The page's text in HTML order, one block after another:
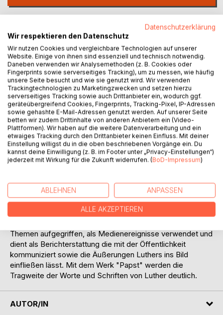
Titel bewerten
BESCHREIBUNG
Luther im Netz
"Katalog zum Lutherjubiläum" 2017
Johannesevangelium wird zur Grundstruktur und es ziehen
sich die Worte wie ein roter Faden durch 43 Werke. Diese
sind in 18 Themen gegliedert und zeigen einen zeitlichen
Ablauf vom Fortschritt und Kommunikation. Bildung,
Themen aufgegriffen, als Medienereignisse verwendet und
dient als Berichterstattung die mit der Öffentlichkeit
kommuniziert sowie die Äußerungen Luthers ins Bild
einfließen lässt. Mit dem Werk "Papst" werden die
Tragweite der Worte und Schriften von Luther deutlich.
AUTOR/IN
Datenschutzerklärung
Wir respektieren den Datenschutz
Wir nutzen Cookies und vergleichbare Technologien auf unserer
Website. Einige von ihnen sind essenziell und technisch notwendig.
Daneben verwenden wir Analysemethoden (z. B. Cookies oder
Fingerprints sowie serverseitiges Tracking), um zu messen, wie häufig
unsere Seite besucht und wie sie genutzt wird. Wir verwenden
Trackingtechnologien zu Marketingzwecken und setzen hierzu
serverseitiges Tracking sowie auch Drittanbieter ein, wodurch ggf.
geräteübergreifend Cookies, Fingerprints, Tracking-Pixel, IP-Adressen
sowie gehashte E-Mail-Adressen genutzt werden. Auf unserer Seite
betten wir zudem Drittinhalte von anderen Anbietern ein (Video-
Plattformen). Wir haben auf die weitere Datenverarbeitung und ein
etwaiges Tracking durch den Drittanbieter keinen Einfluss. Mit deiner
Einstellung willigst du in die oben beschriebenen Vorgänge ein. Du
kannst deine Einwilligung (z. B. im Footer unter „Privacy-Einstellungen“)
jederzeit mit Wirkung für die Zukunft widerrufen. (BoD-Impressum)
ABLEHNEN ANPASSEN
ALLE AKZEPTIEREN